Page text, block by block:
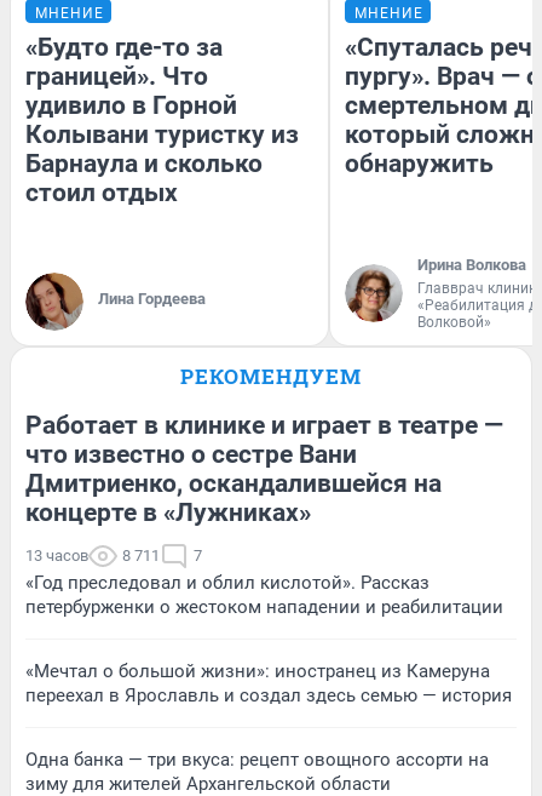
МНЕНИЕ
«Будто где-то за
границей». Что
удивило в Горной
Колывани туристку из
Барнаула и сколько
стоил отдых
Лина Гордеева
МНЕНИЕ
«Спуталась
пургу». Врач — о
смертельном
который
обнаружить
Ирина Волкова
Главврач
«Реабилитация
Волковой»
РЕКОМЕНДУЕМ
Работает в клинике и играет в театре —
что известно о сестре Вани
Дмитриенко, оскандалившейся на
концерте в «Лужниках»
13 часов 8 711 7
«Год преследовал и облил кислотой». Рассказ
петербурженки о жестоком нападении и реабилитации
«Мечтал о большой жизни»: иностранец из Камеруна
переехал в Ярославль и создал здесь семью — история
Одна банка — три вкуса: рецепт овощного ассорти на
зиму для жителей Архангельской области